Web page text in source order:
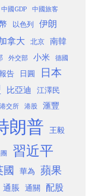
中國GDP 中國旅客
以色列 伊朗
拿大 北京
南韓
外交部 小米 德國
告 日圓 日本
比亞迪 江澤民
港交所 港股 滙豐
朗普 王毅
習近平
國 華為 蘋果
通脹 通關 配股